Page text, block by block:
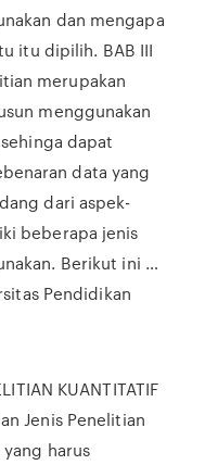
dan mengapa
itu dipilih. BAB III
merupakan
menggunakan
dapat
data yang
dari aspek-
beberapa jenis
Berikut ini …
Pendidikan
KUANTITATIF
Jenis Penelitian
harus